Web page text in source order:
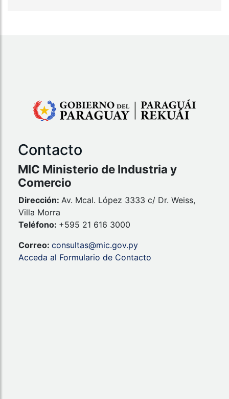
Contacto
MIC Ministerio de Industria y
Comercio
Dirección: Av. Mcal. López 3333 c/ Dr. Weiss,
Villa Morra
Teléfono: +595 21 616 3000
Correo: consultas@mic.gov.py
Acceda al Formulario de Contacto